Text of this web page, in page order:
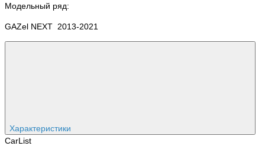
Модельный ряд:
GAZel NEXT 2013-2021
Характеристики
CarList